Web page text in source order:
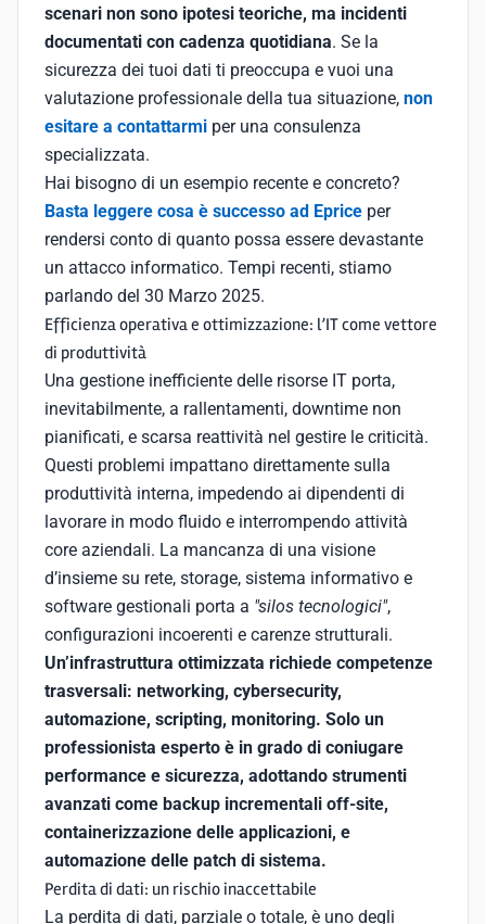
scenari non sono ipotesi teoriche, ma incidenti
documentati con cadenza quotidiana. Se la
sicurezza dei tuoi dati ti preoccupa e vuoi una
valutazione professionale della tua situazione, non
esitare a contattarmi per una consulenza
specializzata.
Hai bisogno di un esempio recente e concreto?
Basta leggere cosa è successo ad Eprice per
rendersi conto di quanto possa essere devastante
un attacco informatico. Tempi recenti, stiamo
parlando del 30 Marzo 2025.
Efficienza operativa e ottimizzazione: l’IT come vettore
di produttività
Una gestione inefficiente delle risorse IT porta,
inevitabilmente, a rallentamenti, downtime non
pianificati, e scarsa reattività nel gestire le criticità.
Questi problemi impattano direttamente sulla
produttività interna, impedendo ai dipendenti di
lavorare in modo fluido e interrompendo attività
core aziendali. La mancanza di una visione
d’insieme su rete, storage, sistema informativo e
software gestionali porta a "silos tecnologici",
configurazioni incoerenti e carenze strutturali.
Un’infrastruttura ottimizzata richiede competenze
trasversali: networking, cybersecurity,
automazione, scripting, monitoring. Solo un
professionista esperto è in grado di coniugare
performance e sicurezza, adottando strumenti
avanzati come backup incrementali off-site,
containerizzazione delle applicazioni, e
automazione delle patch di sistema.
Perdita di dati: un rischio inaccettabile
La perdita di dati, parziale o totale, è uno degli